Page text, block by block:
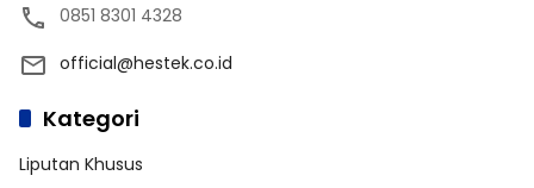
0851 8301 4328
official@hestek.co.id
Kategori
Liputan Khusus